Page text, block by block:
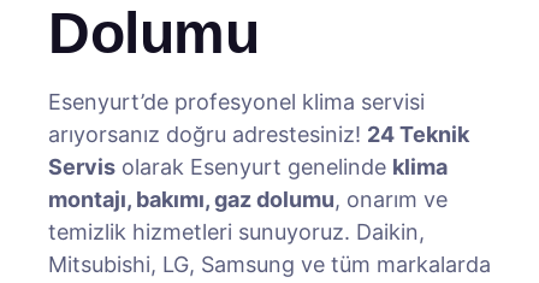
Dolumu
Esenyurt’de profesyonel klima servisi
arıyorsanız doğru adrestesiniz! 24 Teknik
Servis olarak Esenyurt genelinde klima
montajı, bakımı, gaz dolumu, onarım ve
temizlik hizmetleri sunuyoruz. Daikin,
Mitsubishi, LG, Samsung ve tüm markalarda